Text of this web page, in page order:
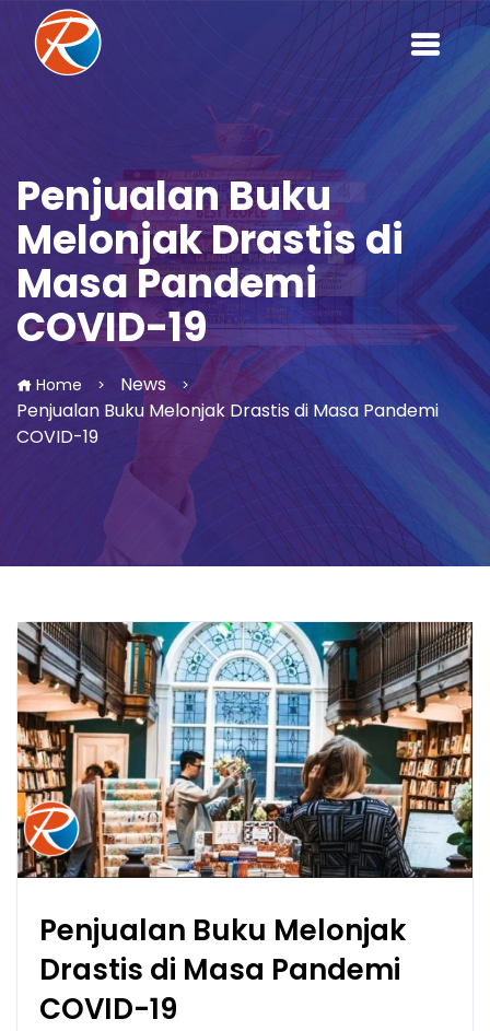
Penjualan Buku
Melonjak Drastis di
Masa Pandemi
COVID-19
Home > News >
Penjualan Buku Melonjak Drastis di Masa Pandemi
COVID-19
Penjualan Buku Melonjak
Drastis di Masa Pandemi
COVID-19